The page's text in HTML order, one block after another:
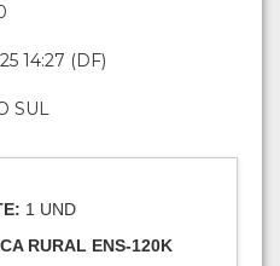
14:27 (DF)
SUL
1 UND
RURAL ENS-120K